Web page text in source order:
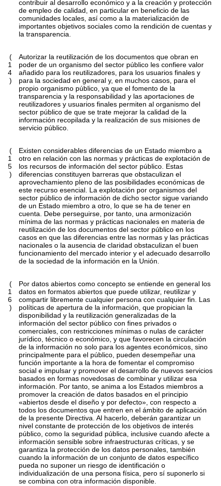
contribuir al desarrollo económico y a la creación y protección
de empleo de calidad, en particular en beneficio de las
comunidades locales, así como a la materialización de
importantes objetivos sociales como la rendición de cuentas y
la transparencia.
(
1
4
)
Autorizar la reutilización de los documentos que obran en
poder de un organismo del sector público les confiere valor
añadido para los reutilizadores, para los usuarios finales y
para la sociedad en general y, en muchos casos, para el
propio organismo público, ya que el fomento de la
transparencia y la responsabilidad y las aportaciones de
reutilizadores y usuarios finales permiten al organismo del
sector público de que se trate mejorar la calidad de la
información recopilada y la realización de sus misiones de
servicio público.
(
1
5
)
Existen considerables diferencias de un Estado miembro a
otro en relación con las normas y prácticas de explotación de
los recursos de información del sector público. Estas
diferencias constituyen barreras que obstaculizan el
aprovechamiento pleno de las posibilidades económicas de
este recurso esencial. La explotación por organismos del
sector público de información de dicho sector sigue variando
de un Estado miembro a otro, lo que se ha de tener en
cuenta. Debe perseguirse, por tanto, una armonización
mínima de las normas y prácticas nacionales en materia de
reutilización de los documentos del sector público en los
casos en que las diferencias entre las normas y las prácticas
nacionales o la ausencia de claridad obstaculizan el buen
funcionamiento del mercado interior y el adecuado desarrollo
de la sociedad de la información en la Unión.
(
1
6
)
Por datos abiertos como concepto se entiende en general los
datos en formatos abiertos que puede utilizar, reutilizar y
compartir libremente cualquier persona con cualquier fin. Las
políticas de apertura de la información, que propician la
disponibilidad y la reutilización generalizadas de la
información del sector público con fines privados o
comerciales, con restricciones mínimas o nulas de carácter
jurídico, técnico o económico, y que favorecen la circulación
de la información no solo para los agentes económicos, sino
principalmente para el público, pueden desempeñar una
función importante a la hora de fomentar el compromiso
social e impulsar y promover el desarrollo de nuevos servicios
basados en formas novedosas de combinar y utilizar esa
información. Por tanto, se anima a los Estados miembros a
promover la creación de datos basados en el principio
«abiertos desde el diseño y por defecto», con respecto a
todos los documentos que entren en el ámbito de aplicación
de la presente Directiva. Al hacerlo, deberán garantizar un
nivel constante de protección de los objetivos de interés
público, como la seguridad pública, inclusive cuando afecte a
información sensible sobre infraestructuras críticas, y se
garantiza la protección de los datos personales, también
cuando la información de un conjunto de datos específico
pueda no suponer un riesgo de identificación o
individualización de una persona física, pero sí suponerlo si
se combina con otra información disponible.